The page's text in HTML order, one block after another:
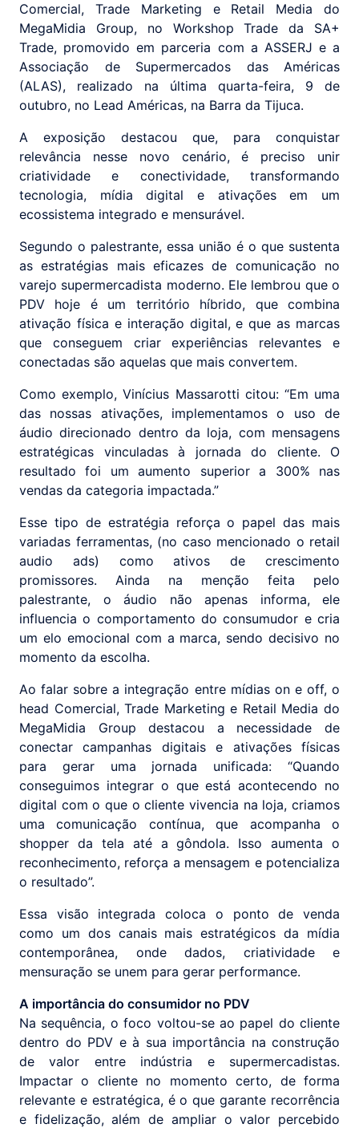
Comercial, Trade Marketing e Retail Media do
MegaMidia Group, no Workshop Trade da SA+
Trade, promovido em parceria com a ASSERJ e a
Associação de Supermercados das Américas
(ALAS), realizado na última quarta-feira, 9 de
outubro, no Lead Américas, na Barra da Tijuca.
A exposição destacou que, para conquistar
relevância nesse novo cenário, é preciso unir
criatividade e conectividade, transformando
tecnologia, mídia digital e ativações em um
ecossistema integrado e mensurável.
Segundo o palestrante, essa união é o que sustenta
as estratégias mais eficazes de comunicação no
varejo supermercadista moderno. Ele lembrou que o
PDV hoje é um território híbrido, que combina
ativação física e interação digital, e que as marcas
que conseguem criar experiências relevantes e
conectadas são aquelas que mais convertem.
Como exemplo, Vinícius Massarotti citou: “Em uma
das nossas ativações, implementamos o uso de
áudio direcionado dentro da loja, com mensagens
estratégicas vinculadas à jornada do cliente. O
resultado foi um aumento superior a 300% nas
vendas da categoria impactada.”
Esse tipo de estratégia reforça o papel das mais
variadas ferramentas, (no caso mencionado o retail
audio ads) como ativos de crescimento
promissores. Ainda na menção feita pelo
palestrante, o áudio não apenas informa, ele
influencia o comportamento do consumudor e cria
um elo emocional com a marca, sendo decisivo no
momento da escolha.
Ao falar sobre a integração entre mídias on e off, o
head Comercial, Trade Marketing e Retail Media do
MegaMidia Group destacou a necessidade de
conectar campanhas digitais e ativações físicas
para gerar uma jornada unificada: “Quando
conseguimos integrar o que está acontecendo no
digital com o que o cliente vivencia na loja, criamos
uma comunicação contínua, que acompanha o
shopper da tela até a gôndola. Isso aumenta o
reconhecimento, reforça a mensagem e potencializa
o resultado”.
Essa visão integrada coloca o ponto de venda
como um dos canais mais estratégicos da mídia
contemporânea, onde dados, criatividade e
mensuração se unem para gerar performance.
A importância do consumidor no PDV
Na sequência, o foco voltou-se ao papel do cliente
dentro do PDV e à sua importância na construção
de valor entre indústria e supermercadistas.
Impactar o cliente no momento certo, de forma
relevante e estratégica, é o que garante recorrência
e fidelização, além de ampliar o valor percebido